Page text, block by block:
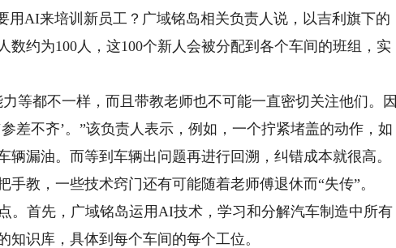
AI来培训新员工？广域铭岛相关负责人说，以吉利旗下的
数约为100人，这100个新人会被分配到各个车间的班组，实
都不一样，而且带教老师也不可能一直密切关注他们。因
差不齐’。”该负责人表示，例如，一个拧紧堵盖的动作，如
漏油。而等到车辆出问题再进行回溯，纠错成本就很高。
教，一些技术窍门还有可能随着老师傅退休而“失传”。
首先，广域铭岛运用AI技术，学习和分解汽车制造中所有
识库，具体到每个车间的每个工位。